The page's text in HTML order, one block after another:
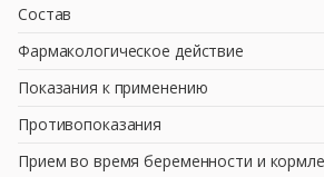
Состав
Фармакологическое действие
Показания к применению
Противопоказания
Прием во время беременности и